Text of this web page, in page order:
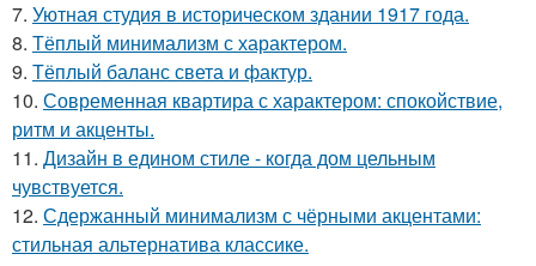
7. Уютная студия в историческом здании 1917 года.
8. Тёплый минимализм с характером.
9. Тёплый баланс света и фактур.
10. Современная квартира с характером: спокойствие,
ритм и акценты.
11. Дизайн в едином стиле - когда дом цельным
чувствуется.
12. Сдержанный минимализм с чёрными акцентами:
стильная альтернатива классике.